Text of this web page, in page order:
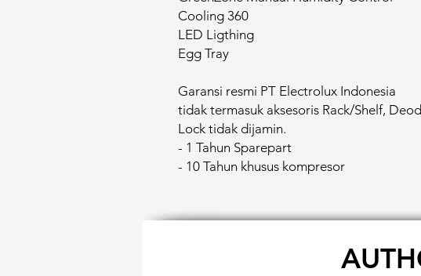
Cooling 360
LED Ligthing
Egg Tray
Garansi resmi PT Electrolux Indonesia
tidak termasuk aksesoris Rack/Shelf,
Lock tidak dijamin.
- 1 Tahun Sparepart
- 10 Tahun khusus kompresor